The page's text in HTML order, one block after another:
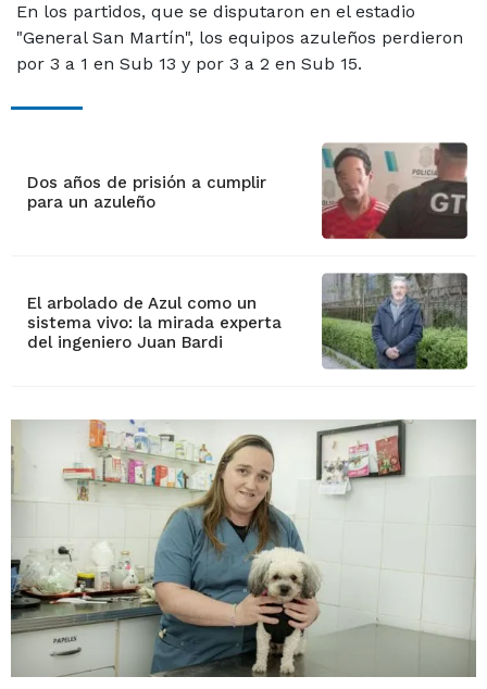
En los partidos, que se disputaron en el estadio
"General San Martín", los equipos azuleños perdieron
por 3 a 1 en Sub 13 y por 3 a 2 en Sub 15.
Dos años de prisión a cumplir
para un azuleño
El arbolado de Azul como un
sistema vivo: la mirada experta
del ingeniero Juan Bardi